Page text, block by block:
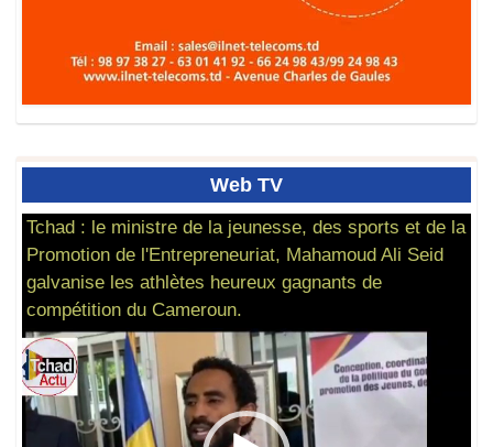
Web TV
Tchad : le ministre de la jeunesse, des sports et de la
Promotion de l'Entrepreneuriat, Mahamoud Ali Seid
galvanise les athlètes heureux gagnants de
compétition du Cameroun.